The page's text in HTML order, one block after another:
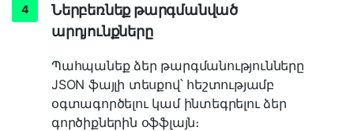
Ներբեռնեք թարգմանված
արդյունքները
Պահպանեք ձեր թարգմանությունները
JSON ֆայլի տեսքով՝ հեշտությամբ
օգտագործելու կամ ինտեգրելու ձեր
գործիքներին օֆֆլայն։